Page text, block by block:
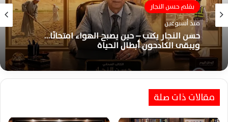
بقلم حسن النجار
منذ أسبوعين
حسن النجار يكتب – حين يصبح الهواء امتحانًا…
ويبقى الكادحون أبطال الحياة
مقالات ذات صلة